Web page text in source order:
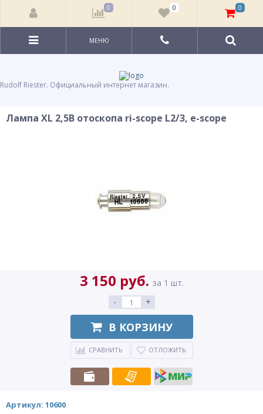
Rudolf Riester. Официальный интернет магазин.
МЕНЮ
Лампа XL 2,5В отоскопа ri-scope L2/3, e-scope
Артикул: 10600
3 150 руб. за 1 шт.
-
+
В КОРЗИНУ
СРАВНИТЬ ОТЛОЖИТЬ
0 0 0